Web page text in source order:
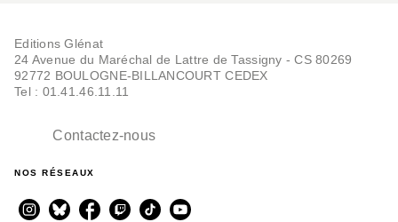
Editions Glénat
24 Avenue du Maréchal de Lattre de Tassigny - CS 80269
92772 BOULOGNE-BILLANCOURT CEDEX
Tel : 01.41.46.11.11
Contactez-nous
NOS RÉSEAUX